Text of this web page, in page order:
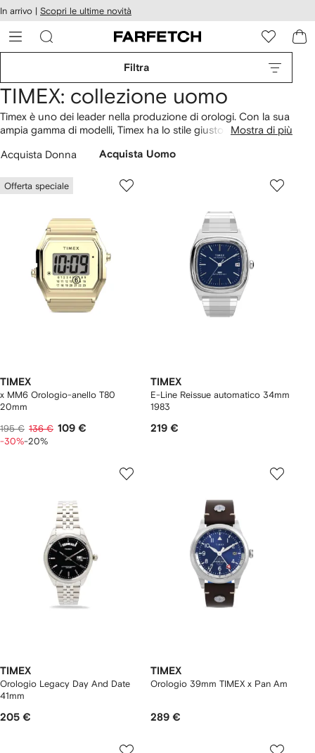
ai
In arrivo | Scopri le ultime novità
Filtra
TIMEX: collezione uomo
Timex è uno dei leader nella produzione di orologi. Con la sua
ampia gamma di modelli, Timex ha lo stile giusto per ogni
sempre un orologio Timex che fa al caso tuo. Scopri la nuova
moda uomodei migliori brand del momento.
Mostra di più
Acquista Donna Acquista Uomo
Offerta speciale
TIMEX
x MM6 Orologio-anello T80
20mm
195 € 136 € 109 €
-30%-20%
TIMEX
E-Line Reissue automatico 34mm
1983
219 €
TIMEX
Orologio Legacy Day And Date
41mm
205 €
TIMEX
Orologio 39mm TIMEX x Pan Am
289 €